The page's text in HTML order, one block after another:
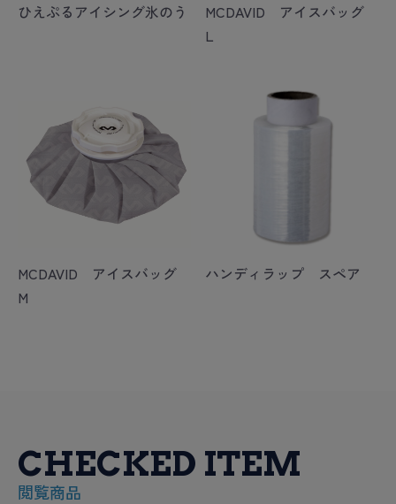
ひえぷるアイシング氷のう
MCDAVID アイスバッグ
L
MCDAVID アイスバッグ
M
ハンディラップ スペア
CHECKED ITEM
閲覧商品